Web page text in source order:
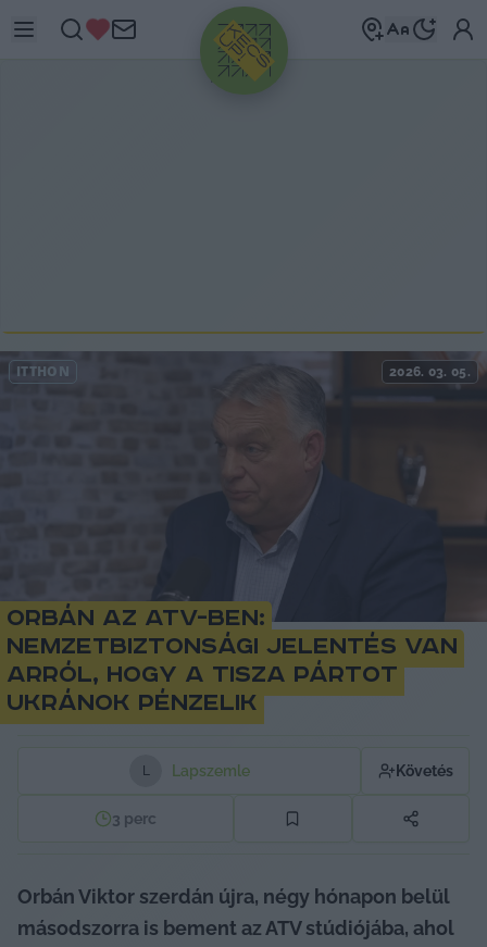
HIRDETÉS
ITTHON 2026. 03. 05.
Orbán az ATV-ben:
Nemzetbiztonsági jelentés van
arról, hogy a Tisza Pártot
ukránok pénzelik
L Lapszemle Követés
3 perc
Orbán Viktor szerdán újra, négy hónapon belül
másodszorra is bement az ATV stúdiójába, ahol